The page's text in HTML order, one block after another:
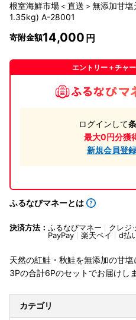
根室海鮮市場＜直送＞無添加甘
1.35kg) A-28001
寄附金額14,000
エントリー＋チャ
ログインして
最大0円分獲
新規会員登
ふるなびマネーとは
決済方法： ふるなびマネー クレジ
PayPay
楽天ペイ d払
天然の紅鮭・秋鮭を無添加の甘
3Pの合計6Pのセットでお届けしま
カテゴリ